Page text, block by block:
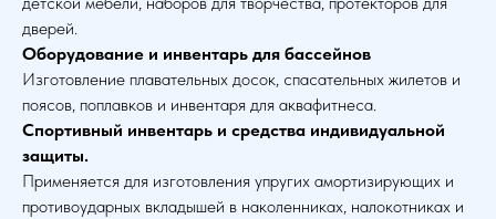
дверей.
Оборудование и инвентарь для бассейнов
Изготовление плавательных досок, спасательных жилетов и
поясов, поплавков и инвентаря для аквафитнеса.
Спортивный инвентарь и средства индивидуальной
защиты.
Применяется для изготовления упругих амортизирующих и
противоударных вкладышей в наколенниках, налокотниках и